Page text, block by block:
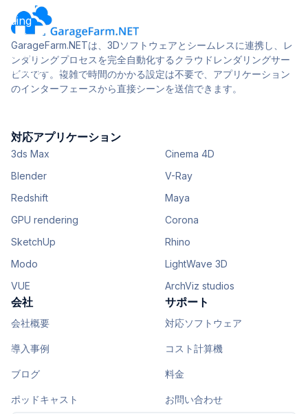
GarageFarm.NETは、3Dソフトウェアとシームレスに連携し、レ
ンダリングプロセスを完全自動化するクラウドレンダリングサー
ビスです。複雑で時間のかかる設定は不要で、アプリケーション
のインターフェースから直接シーンを送信できます。
対応アプリケーション
3ds Max
Cinema 4D
Blender
V-Ray
Redshift
Maya
GPU rendering
Corona
SketchUp
Rhino
Modo
LightWave 3D
VUE
ArchViz studios
会社
会社概要
導入事例
ブログ
ポッドキャスト
サポート
対応ソフトウェア
コスト計算機
料金
お問い合わせ